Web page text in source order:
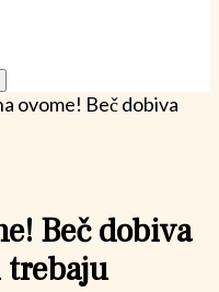
ovome! Beč dobiva
Beč dobiva
trebaju